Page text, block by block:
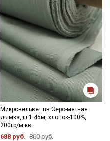
Микровельвет цв.Серо-мятная
дымка, ш.1.45м, хлопок-100%,
200гр/м.кв
688 руб. 860 руб.